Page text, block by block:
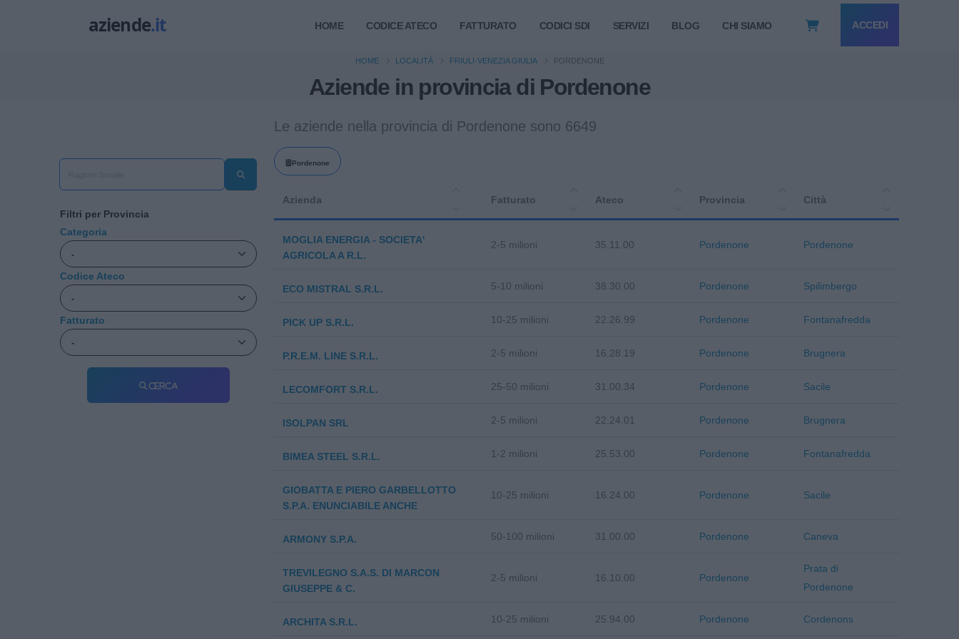
HOME CODICE ATECO FATTURATO CODICI SDI SERVIZI BLOG CHI SIAMO ACCEDI
Aziende in provincia di Pordenone
HOME LOCALITÀ FRIULI-VENEZIA GIULIA PORDENONE
Filtri per Provincia
Categoria
Codice Ateco
Fatturato
Cerca
Le aziende nella provincia di Pordenone sono 6649
Pordenone
Azienda Fatturato Ateco Provincia Città
MOGLIA ENERGIA - SOCIETA'
AGRICOLA A R.L.
2-5 milioni 35.11.00 Pordenone Pordenone
ECO MISTRAL S.R.L. 5-10 milioni 38.30.00 Pordenone Spilimbergo
PICK UP S.R.L. 10-25 milioni 22.26.99 Pordenone Fontanafredda
P.R.E.M. LINE S.R.L. 2-5 milioni 16.28.19 Pordenone Brugnera
LECOMFORT S.R.L. 25-50 milioni 31.00.34 Pordenone Sacile
ISOLPAN SRL 2-5 milioni 22.24.01 Pordenone Brugnera
BIMEA STEEL S.R.L. 1-2 milioni 25.53.00 Pordenone Fontanafredda
GIOBATTA E PIERO GARBELLOTTO
S.P.A. ENUNCIABILE ANCHE
10-25 milioni 16.24.00 Pordenone Sacile
ARMONY S.P.A. 50-100 milioni 31.00.00 Pordenone Caneva
TREVILEGNO S.A.S. DI MARCON
GIUSEPPE & C.
2-5 milioni 16.10.00 Pordenone
Prata di
Pordenone
ARCHITA S.R.L. 10-25 milioni 25.94.00 Pordenone Cordenons